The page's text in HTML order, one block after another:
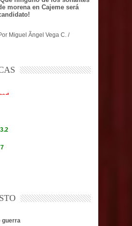
morena en Cajeme será
Miguel Ãngel Vega C. /
guerra